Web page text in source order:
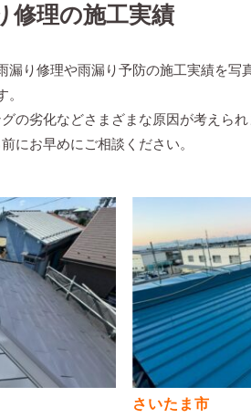
修理の施工実績
り修理や雨漏り予防の施工実績を写
の劣化などさまざまな原因が考えられ
にお早めにご相談ください。
さいたま市